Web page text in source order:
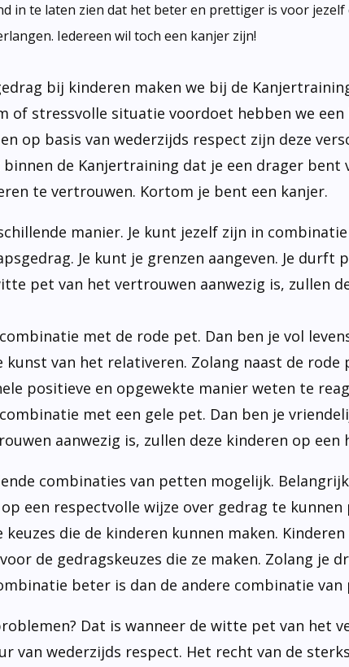
in te laten zien dat het beter en prettiger is voor
Iedereen wil toch een kanjer zijn!
bij kinderen maken we bij de
of stressvolle situatie voordoet hebben we
op basis van wederzijds respect zijn deze
de Kanjertraining dat je een drager
te vertrouwen. Kortom je bent een kanjer.
manier. Je kunt jezelf zijn in
Je kunt je grenzen aangeven. Je
pet van het vertrouwen aanwezig is, zullen
met de rode pet. Dan ben je vol
van het relativeren. Zolang naast de
positieve en opgewekte manier weten te
met een gele pet. Dan ben je
aanwezig is, zullen deze kinderen op
combinaties van petten mogelijk.
een respectvolle wijze over gedrag te
die de kinderen kunnen maken.
de gedragskeuzes die ze maken. Zolang je
beter is dan de andere combinatie van
Dat is wanneer de witte pet van het
van wederzijds respect. Het recht van de